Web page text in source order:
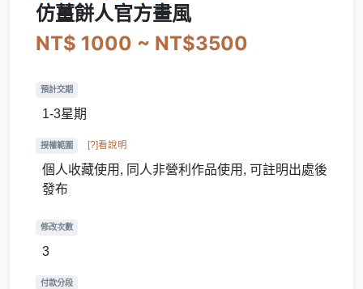
仿薑餅人官方畫風
NT$ 1000 ~ NT$3500
預計交期
1-3星期
授權範圍 [?]看說明
個人收藏使用, 同人非營利作品使用, 可註明出處後
發布
修改次數
3
付款分段